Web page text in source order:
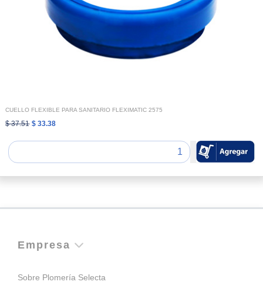
CUELLO FLEXIBLE PARA SANITARIO FLEXIMATIC 2575
$ 37.51 $ 33.38
Empresa
Sobre Plomería Selecta